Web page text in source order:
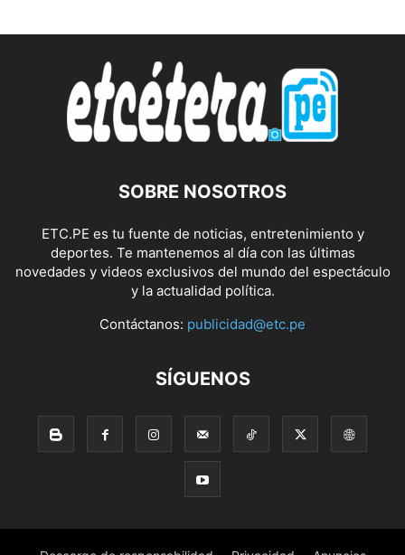
SOBRE NOSOTROS
ETC.PE es tu fuente de noticias, entretenimiento y
deportes. Te mantenemos al día con las últimas
novedades y videos exclusivos del mundo del espectáculo
y la actualidad política.
Contáctanos: publicidad@etc.pe
SÍGUENOS